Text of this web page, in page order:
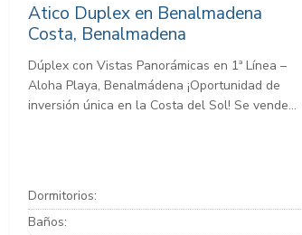
Atico Duplex en Benalmadena
Costa, Benalmadena
Dúplex con Vistas Panorámicas en 1ª Línea –
Aloha Playa, Benalmádena ¡Oportunidad de
inversión única en la Costa del Sol! Se vende...
Dormitorios:
Baños: